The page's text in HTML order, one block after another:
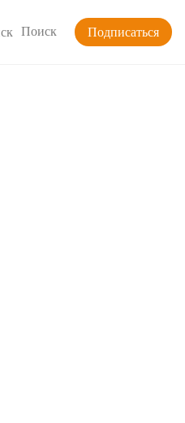
Поиск Подписаться